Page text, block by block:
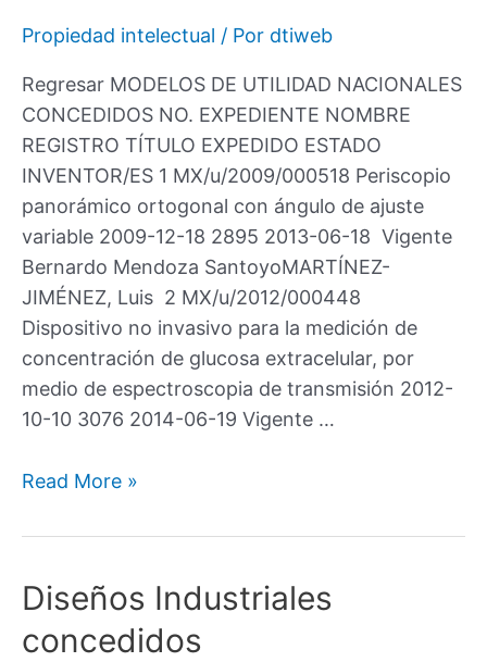
Propiedad intelectual / Por dtiweb
Regresar MODELOS DE UTILIDAD NACIONALES
CONCEDIDOS NO. EXPEDIENTE NOMBRE
REGISTRO TÍTULO EXPEDIDO ESTADO
INVENTOR/ES 1 MX/u/2009/000518 Periscopio
panorámico ortogonal con ángulo de ajuste
variable 2009-12-18 2895 2013-06-18 Vigente
Bernardo Mendoza SantoyoMARTÍNEZ-
JIMÉNEZ, Luis 2 MX/u/2012/000448
Dispositivo no invasivo para la medición de
concentración de glucosa extracelular, por
medio de espectroscopia de transmisión 2012-
10-10 3076 2014-06-19 Vigente …
Read More »
Diseños Industriales
concedidos